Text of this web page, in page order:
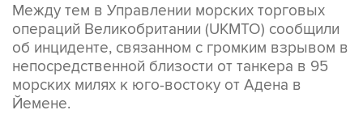
Между тем в Управлении морских торговых
операций Великобритании (UKMTO) сообщили
об инциденте, связанном с громким взрывом в
непосредственной близости от танкера в 95
морских милях к юго-востоку от Адена в
Йемене.